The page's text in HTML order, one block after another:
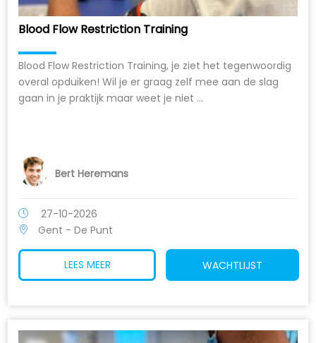
Blood Flow Restriction Training
Blood Flow Restriction Training, je ziet het tegenwoordig
overal opduiken! Wil je er graag zelf mee aan de slag
gaan in je praktijk maar weet je niet ...
Bert Heremans
27-10-2026
Gent - De Punt
LEES MEER WACHTLIJST